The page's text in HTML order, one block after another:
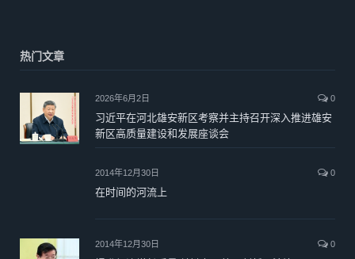
热门文章
2026年6月2日 0
习近平在河北雄安新区考察并主持召开深入推进雄安
新区高质量建设和发展座谈会
2014年12月30日 0
在时间的河流上
2014年12月30日 0